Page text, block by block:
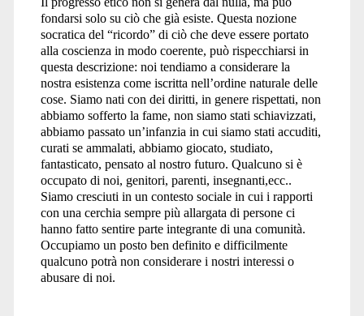
fondarsi solo su ciò che già esiste. Questa nozione
socratica del “ricordo” di ciò che deve essere portato
alla coscienza in modo coerente, può rispecchiarsi in
questa descrizione: noi tendiamo a considerare la
nostra esistenza come iscritta nell’ordine naturale delle
cose. Siamo nati con dei diritti, in genere rispettati, non
abbiamo sofferto la fame, non siamo stati schiavizzati,
abbiamo passato un’infanzia in cui siamo stati accuditi,
curati se ammalati, abbiamo giocato, studiato,
fantasticato, pensato al nostro futuro. Qualcuno si è
occupato di noi, genitori, parenti, insegnanti,ecc..
Siamo cresciuti in un contesto sociale in cui i rapporti
con una cerchia sempre più allargata di persone ci
hanno fatto sentire parte integrante di una comunità.
Occupiamo un posto ben definito e difficilmente
qualcuno potrà non considerare i nostri interessi o
abusare di noi.